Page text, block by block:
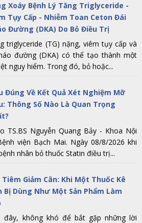
Xoáy Bệnh Lý Tăng Triglyceride -
Tụy Cấp - Nhiễm Toan Ceton Đái
Đường (DKA) Do Bỏ Điều Trị
triglyceride (TG) nặng, viêm tụy cấp và
đường (DKA) có thể tạo thành một
nguy hiểm. Trong đó, bỏ hoặc...
Đúng Về Kết Quả Xét Nghiệm Mỡ
Thông Số Nào Là Quan Trọng
TS.BS Nguyễn Quang Bảy - Khoa Nội
viện Bạch Mai. Ngày 08/8/2026 khi
nhân bỏ thuốc Statin điều trị...
Tiêm Giảm Cân: Khi Một Thuốc Kê
Bị Dùng Như Một Sản Phẩm Làm
đây, không khó để bắt gặp những lời